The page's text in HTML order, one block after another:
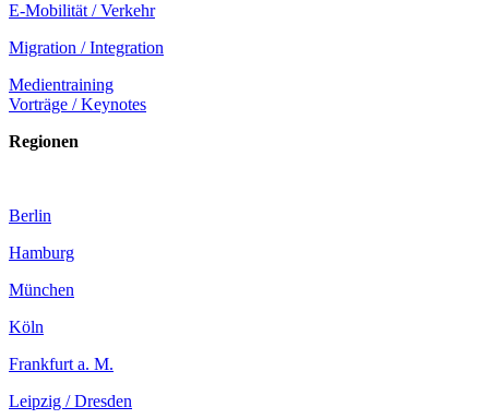
E-Mobilität / Verkehr
Migration / Integration
Medientraining
Vorträge / Keynotes
Regionen
Berlin
Hamburg
München
Köln
Frankfurt a. M.
Leipzig / Dresden